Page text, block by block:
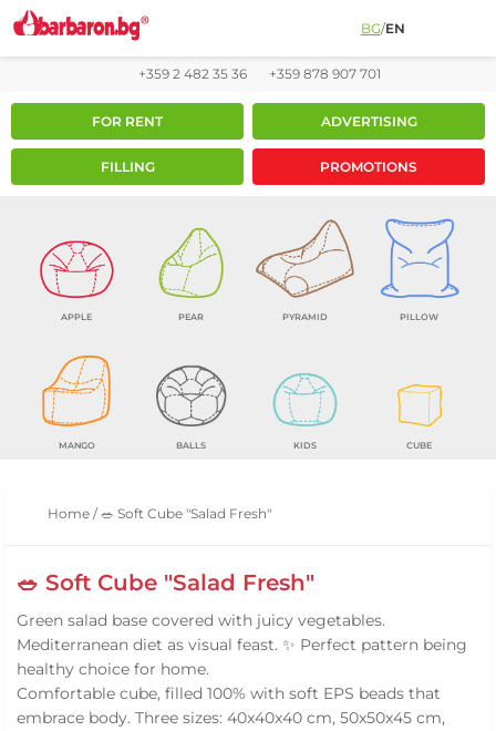
BG/EN
+359 2 482 35 36 +359 878 907 701
FOR RENT ADVERTISING
FILLING PROMOTIONS
APPLE PEAR PYRAMID PILLOW
MANGO BALLS KIDS CUBE
Home /🥗 Soft Cube "Salad Fresh"
🥗 Soft Cube "Salad Fresh"
Green salad base covered with juicy vegetables.
Mediterranean diet as visual feast. ✨ Perfect pattern being
healthy choice for home.
Comfortable cube, filled 100% with soft EPS beads that
embrace body. Three sizes: 40x40x40 cm, 50x50x45 cm,